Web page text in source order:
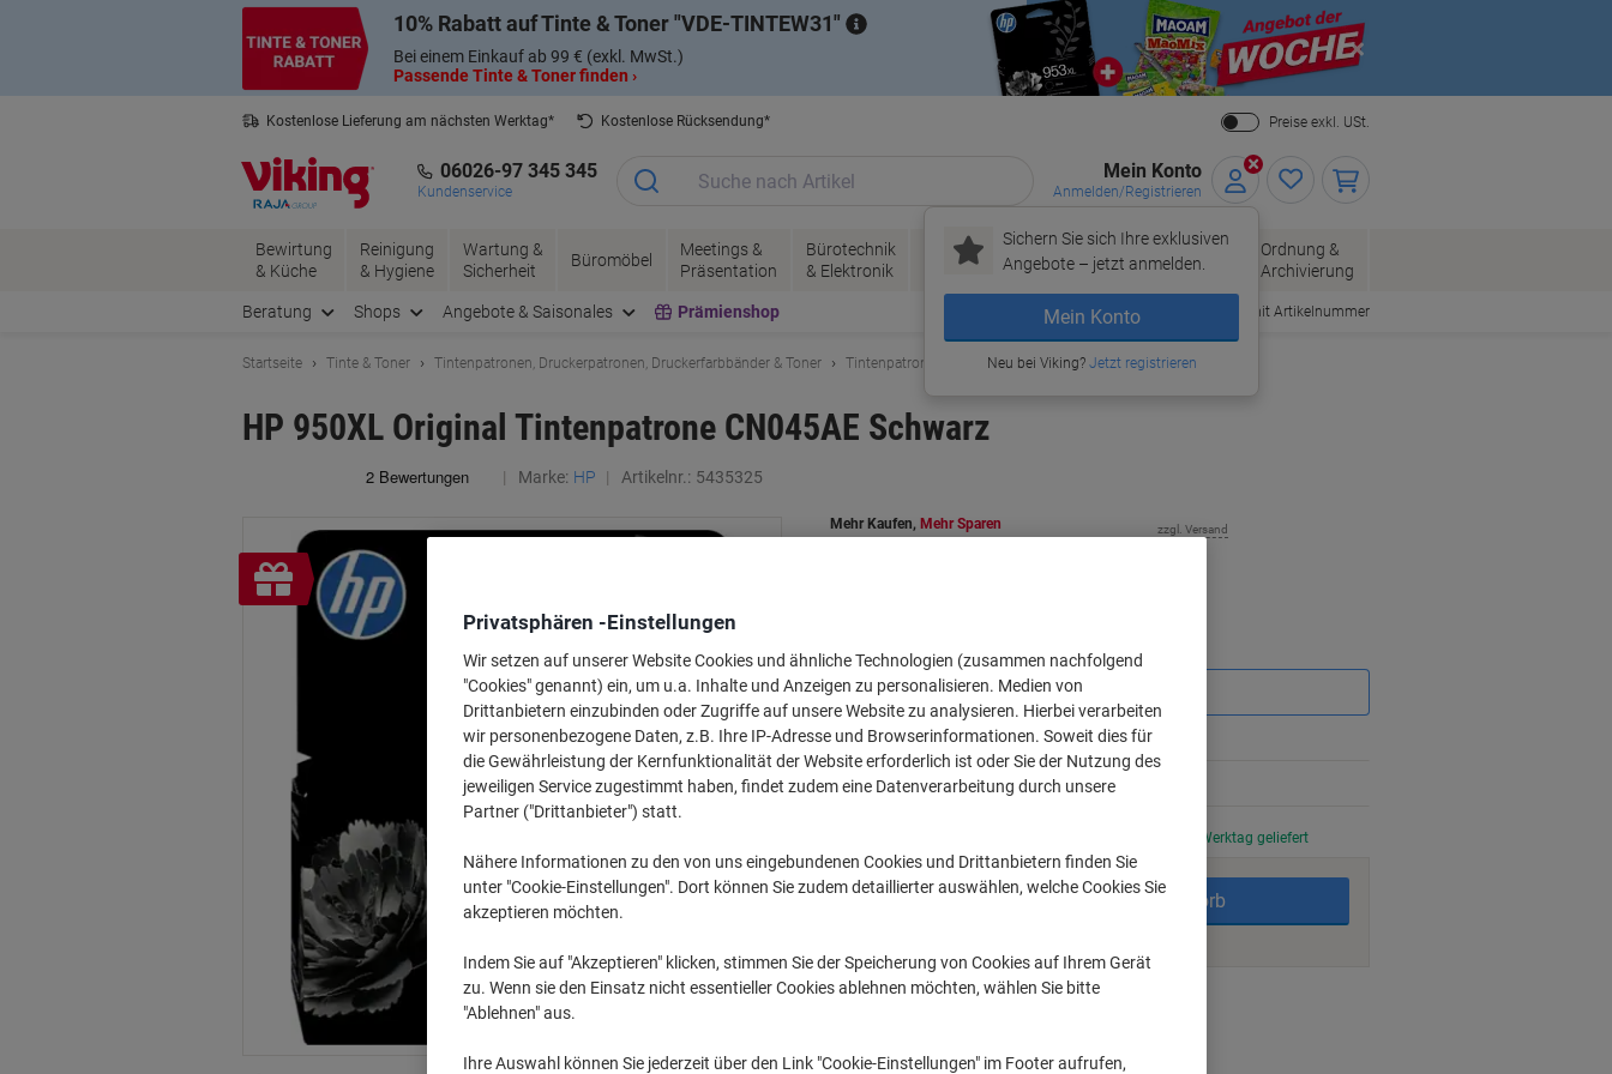
10% Rabatt auf Tinte & Toner VDE-TINTEW31
Bei einem Einkauf ab 99 € (exkl. MwSt.)
Passende Tinte & Toner finden ›
Close
Kostenlose Lieferung am nächsten Werktag*
Kostenlose Rücksendung*
Preise exkl. USt.
06026-97 345 345
Kundenservice
Mein Konto
Anmelden/Registrieren
Sichern Sie sich Ihre exklusiven
Angebote – jetzt anmelden.
Mein Konto
Neu bei Viking?Jetzt registrieren
Bewirtung
& Küche
Reinigung
& Hygiene
Wartung &
Sicherheit
Büromöbel
Meetings &
Präsentation
Bürotechnik
& Elektronik
Tinte &
Toner
Papier, Versand
& Pakete
Bürobedarf
Ordnung &
Archivierung
Beratung Shops Angebote & Saisonales Prämienshop Bestellen mit Artikelnummer
Startseite Tinte & Toner Tintenpatronen, Druckerpatronen, Druckerfarbbänder & Toner Tintenpatronen Original Tintenpatronen
HP 950XL Original Tintenpatrone CN045AE Schwarz
Marke: HP Artikelnr.: 5435325
Inkl.
Geschenk
Mehr Kaufen, Mehr Sparen zzgl. Versand
Menge exkl. USt
1 Stück 69,39 €
2Stück 65,79 € -5%
3+Stück 61,99 € -10%
Vor 17:00 Uhr bestellt, am nächsten Werktag geliefert
Menge
In den Warenkorb
Lieferinformationen
Haupteigenschaften
Privatsphären -Einstellungen
Wir setzen auf unserer Website Cookies und ähnliche Technologien (zusammen nachfolgend
"Cookies" genannt) ein, um u.a. Inhalte und Anzeigen zu personalisieren. Medien von
Drittanbietern einzubinden oder Zugriffe auf unsere Website zu analysieren. Hierbei verarbeiten
wir personenbezogene Daten, z.B. Ihre IP-Adresse und Browserinformationen. Soweit dies für
die Gewährleistung der Kernfunktionalität der Website erforderlich ist oder Sie der Nutzung des
jeweiligen Service zugestimmt haben, findet zudem eine Datenverarbeitung durch unsere
Partner ("Drittanbieter") statt.
Nähere Informationen zu den von uns eingebundenen Cookies und Drittanbietern finden Sie
unter "Cookie-Einstellungen". Dort können Sie zudem detaillierter auswählen, welche Cookies Sie
akzeptieren möchten.
Indem Sie auf "Akzeptieren" klicken, stimmen Sie der Speicherung von Cookies auf Ihrem Gerät
zu. Wenn sie den Einsatz nicht essentieller Cookies ablehnen möchten, wählen Sie bitte
"Ablehnen" aus.
Ihre Auswahl können Sie jederzeit über den Link "Cookie-Einstellungen" im Footer aufrufen,